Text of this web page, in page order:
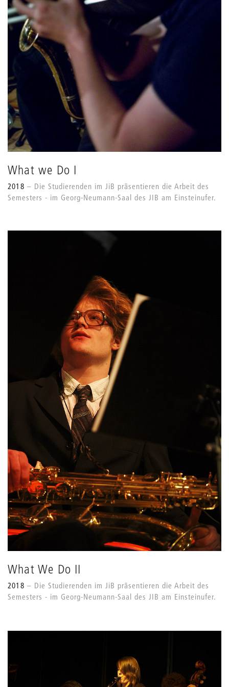
What we Do I
2018
Die Studierenden im JiB präsentieren die Arbeit des
Semesters - im Georg-Neumann-Saal des JIB am Einsteinufer.
What We Do II
2018
Die Studierenden im JiB präsentieren die Arbeit des
Semesters - im Georg-Neumann-Saal des JIB am Einsteinufer.